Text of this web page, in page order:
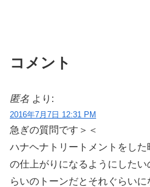
コメント
匿名 より:
2016年7月7日 12:31 PM
急ぎの質問です＞＜
ハナヘナトリートメントをし
の仕上がりになるようにしたい
らいのトーンだとそれぐらいに